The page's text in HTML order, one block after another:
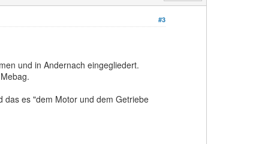
#3
und in Andernach eingegliedert.
das es "dem Motor und dem Getriebe